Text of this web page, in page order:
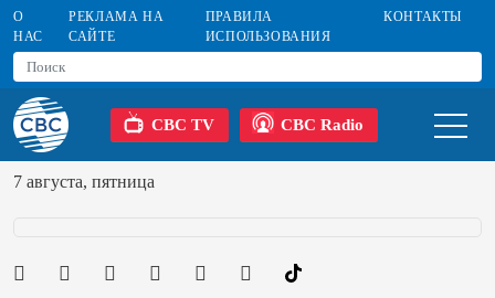
О
НАС
РЕКЛАМА НА
САЙТЕ
ПРАВИЛА
ИСПОЛЬЗОВАНИЯ
КОНТАКТЫ
CBC TV CBC Radio
7 августа, пятница